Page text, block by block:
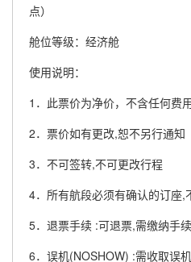
点）
舱位等级：经济舱
使用说明：
1．此票价为净价，不含任何费
2．票价如有更改,恕不另行通知
3．不可签转,不可更改行程
4．所有航段必须有确认的订座,
5．退票手续 :可退票,需缴纳手
6．误机(NOSHOW) :需收取误